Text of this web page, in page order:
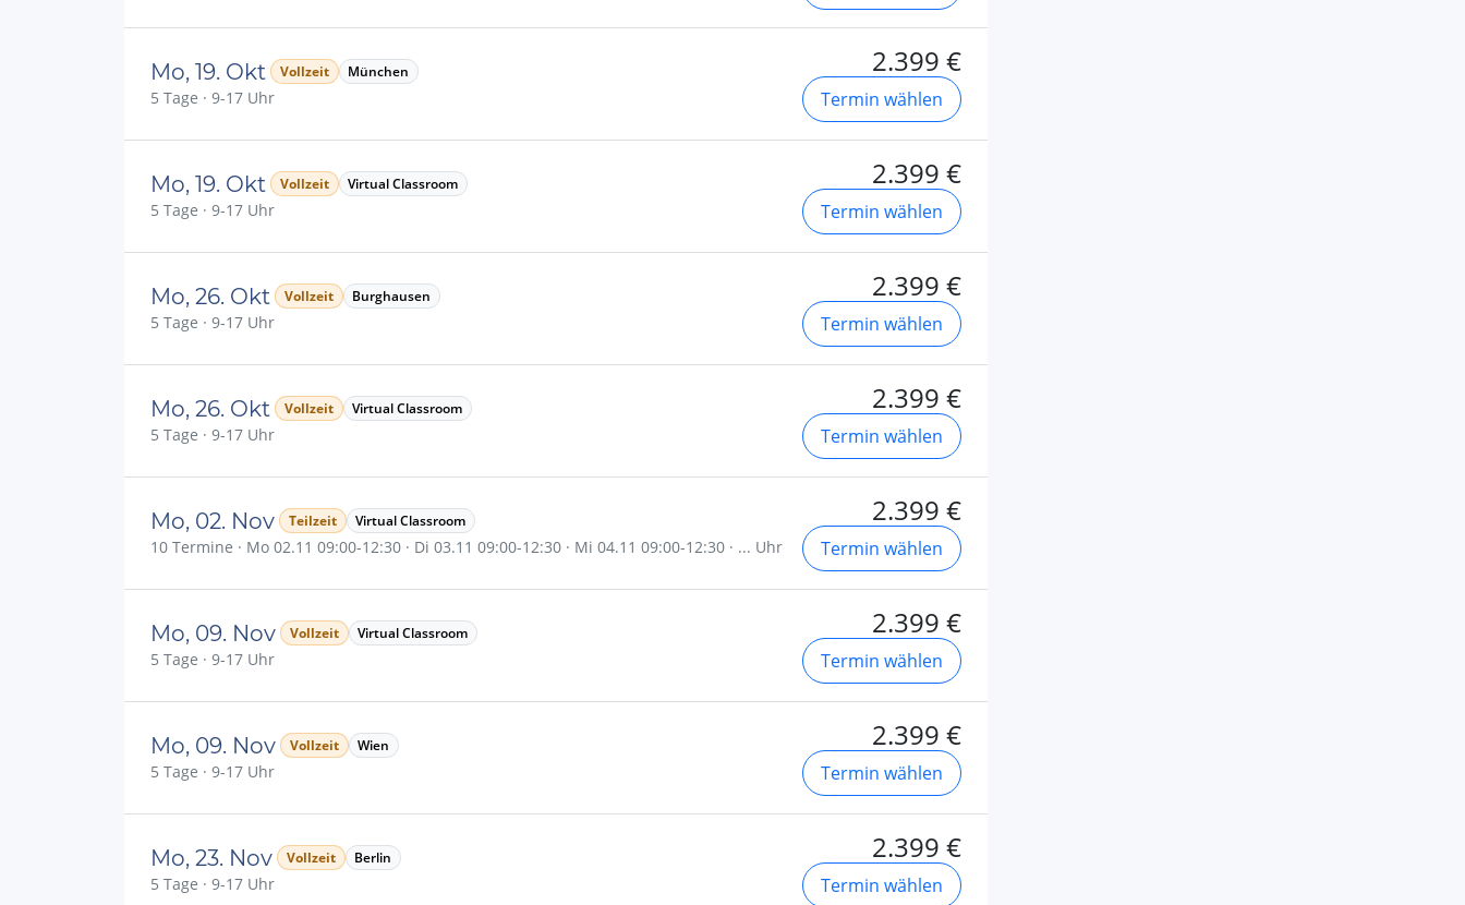
Mo, 19. Okt Vollzeit München
5 Tage · 9-17 Uhr
2.399 €
Termin wählen
Mo, 19. Okt Vollzeit Virtual Classroom
5 Tage · 9-17 Uhr
2.399 €
Termin wählen
Mo, 26. Okt Vollzeit Burghausen
5 Tage · 9-17 Uhr
2.399 €
Termin wählen
Mo, 26. Okt Vollzeit Virtual Classroom
5 Tage · 9-17 Uhr
2.399 €
Termin wählen
Mo, 02. Nov Teilzeit Virtual Classroom
10 Termine · Mo 02.11 09:00-12:30 · Di 03.11 09:00-12:30 · Mi 04.11 09:00-12:30 · ... Uhr
2.399 €
Termin wählen
Mo, 09. Nov Vollzeit Virtual Classroom
5 Tage · 9-17 Uhr
2.399 €
Termin wählen
Mo, 09. Nov Vollzeit Wien
5 Tage · 9-17 Uhr
2.399 €
Termin wählen
Mo, 23. Nov Vollzeit Berlin
5 Tage · 9-17 Uhr
2.399 €
Termin wählen